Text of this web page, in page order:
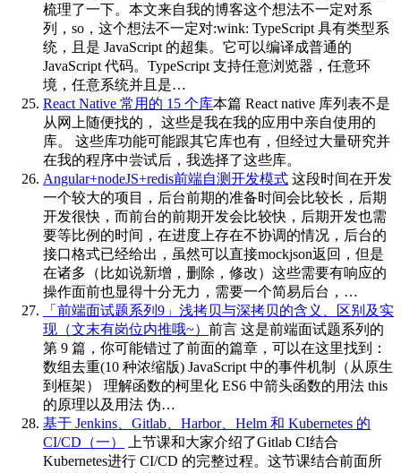
梳理了一下。本文来自我的博客这个想法不一定对系
列，so，这个想法不一定对:wink: TypeScript 具有类型系
统，且是 JavaScript 的超集。它可以编译成普通的
JavaScript 代码。TypeScript 支持任意浏览器，任意环
境，任意系统并且是…
React Native 常用的 15 个库本篇 React native 库列表不是
从网上随便找的， 这些是我在我的应用中亲自使用的
库。 这些库功能可能跟其它库也有，但经过大量研究并
在我的程序中尝试后，我选择了这些库。
Angular+nodeJS+redis前端自测开发模式 这段时间在开发
一个较大的项目，后台前期的准备时间会比较长，后期
开发很快，而前台的前期开发会比较快，后期开发也需
要等比例的时间，在进度上存在不协调的情况，后台的
接口格式已经给出，虽然可以直接mockjson返回，但是
在诸多（比如说新增，删除，修改）这些需要有响应的
操作面前也显得十分无力，需要一个简易后台，…
「前端面试题系列9」浅拷贝与深拷贝的含义、区别及实
现（文末有岗位内推哦~） 前言 这是前端面试题系列的
第 9 篇，你可能错过了前面的篇章，可以在这里找到：
数组去重(10 种浓缩版) JavaScript 中的事件机制（从原生
到框架） 理解函数的柯里化 ES6 中箭头函数的用法 this
的原理以及用法 伪…
基于 Jenkins、Gitlab、Harbor、Helm 和 Kubernetes 的
CI/CD（一）
上节课和大家介绍了Gitlab CI结合
Kubernetes进行 CI/CD 的完整过程。这节课结合前面所